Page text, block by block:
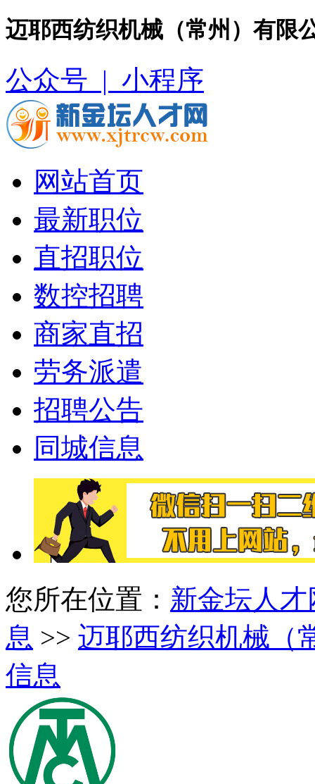
迈耶西纺织机械（常州）有限
公众号 | 小程序
网站首页
最新职位
直招职位
数控招聘
商家直招
劳务派遣
招聘公告
同城信息
您所在位置： 新金坛人才
息 >> 迈耶西纺织机械（
信息